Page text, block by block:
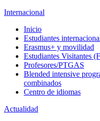
Internacional
Inicio
Estudiantes
Erasmus+ y movilidad
Estudiantes Visitantes
Profesores/PTGAS
Blended intensive
combinados
Centro de idiomas
Actualidad